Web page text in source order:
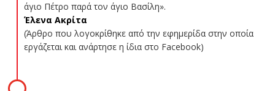
άγιο Πέτρο παρά τον άγιο Βασίλη».
Έλενα Ακρίτα
(Άρθρο που λογοκρίθηκε από την εφημερίδα στην οποία
εργάζεται και ανάρτησε η ίδια στο Facebook)